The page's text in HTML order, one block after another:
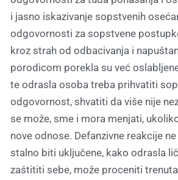
i jasno iskazivanje sopstvenih
odgovornosti za sopstvene
kroz strah od odbacivanja i
porodicom porekla su već
te odrasla osoba treba prihvatiti
odgovornost, shvatiti da više nije
se može, sme i mora menjati,
nove odnose. Defanzivne reakcije
stalno biti uključene, kako odrasla
zaštititi sebe, može proceniti